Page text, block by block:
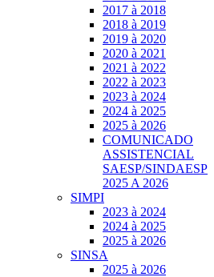
2017 à 2018
2018 à 2019
2019 à 2020
2020 à 2021
2021 à 2022
2022 à 2023
2023 à 2024
2024 à 2025
2025 à 2026
COMUNICADO
ASSISTENCIAL
SAESP/SINDAESP
2025 A 2026
SIMPI
2023 à 2024
2024 à 2025
2025 à 2026
SINSA
2025 à 2026